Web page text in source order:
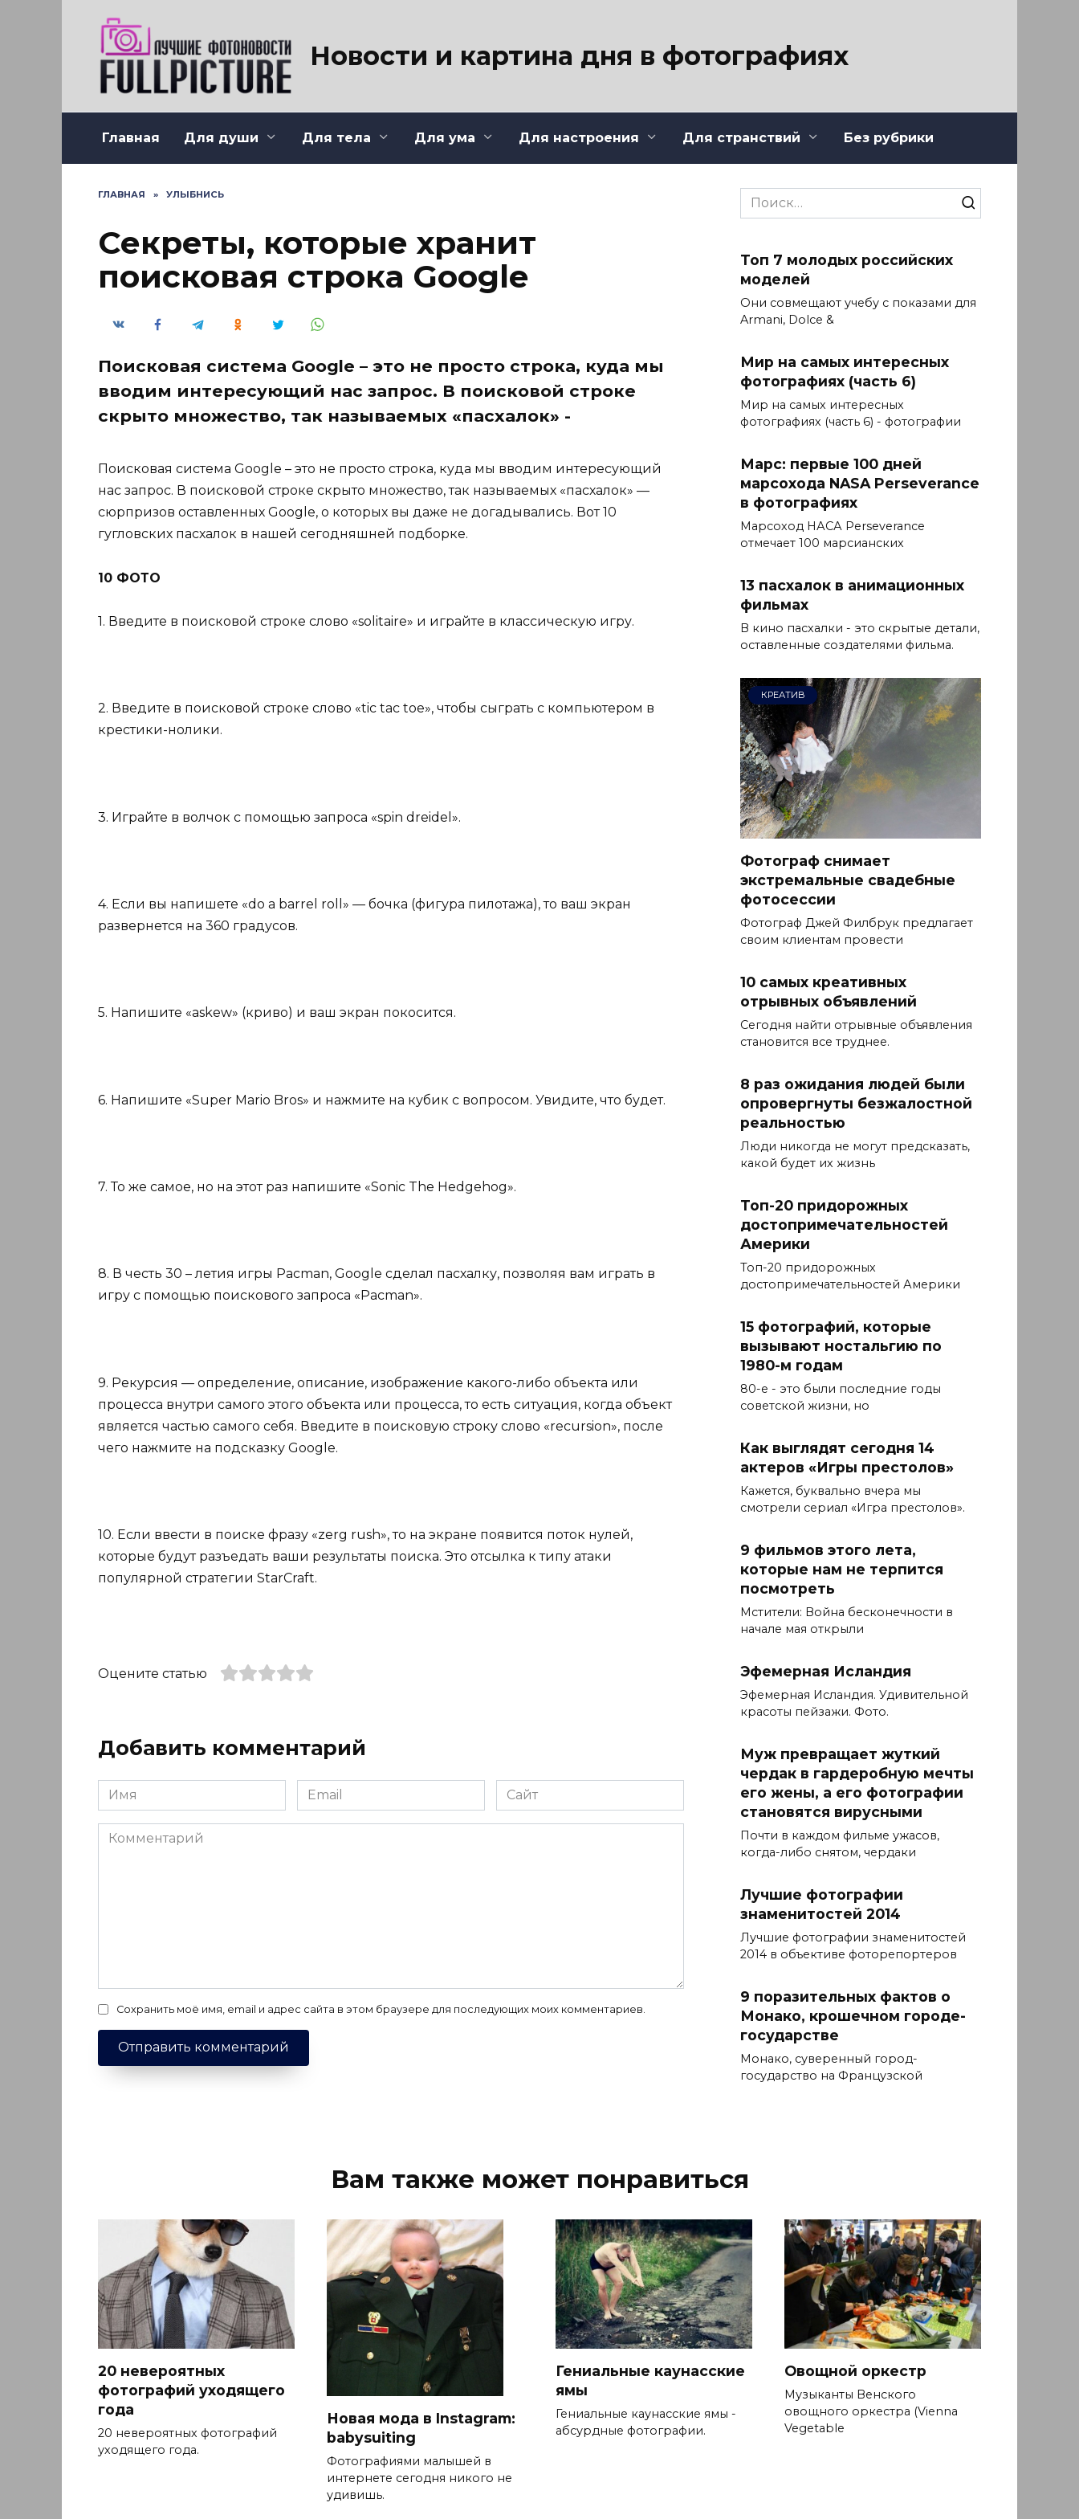
Новости и картина дня в фотографиях
Главная Для души Для тела Для ума Для настроения Для странствий Без рубрики
ГЛАВНАЯ » УЛЫБНИСЬ
Секреты, которые хранит
поисковая строка Google
Поисковая система Google – это не просто строка, куда мы
вводим интересующий нас запрос. В поисковой строке
скрыто множество, так называемых «пасхалок» -
Поисковая система Google – это не просто строка, куда мы вводим интересующий
нас запрос. В поисковой строке скрыто множество, так называемых «пасхалок» —
сюрпризов оставленных Google, о которых вы даже не догадывались. Вот 10
гугловских пасхалок в нашей сегодняшней подборке.
10 ФОТО
1. Введите в поисковой строке слово «solitaire» и играйте в классическую игру.
2. Введите в поисковой строке слово «tic tac toe», чтобы сыграть с компьютером в
крестики-нолики.
3. Играйте в волчок с помощью запроса «spin dreidel».
4. Если вы напишете «do a barrel roll» — бочка (фигура пилотажа), то ваш экран
развернется на 360 градусов.
5. Напишите «askew» (криво) и ваш экран покосится.
6. Напишите «Super Mario Bros» и нажмите на кубик с вопросом. Увидите, что будет.
7. То же самое, но на этот раз напишите «Sonic The Hedgehog».
8. В честь 30 – летия игры Pacman, Google сделал пасхалку, позволяя вам играть в
игру с помощью поискового запроса «Pacman».
9. Рекурсия — определение, описание, изображение какого-либо объекта или
процесса внутри самого этого объекта или процесса, то есть ситуация, когда объект
является частью самого себя. Введите в поисковую строку слово «recursion», после
чего нажмите на подсказку Google.
10. Если ввести в поиске фразу «zerg rush», то на экране появится поток нулей,
которые будут разъедать ваши результаты поиска. Это отсылка к типу атаки
популярной стратегии StarCraft.
Оцените статью
Добавить комментарий
Имя
*
Email
*
Сайт
Комментарий
Сохранить моё имя, email и адрес сайта в этом браузере для последующих моих комментариев.
Search
for:
Топ 7 молодых российских
моделей
Они совмещают учебу с показами для
Armani, Dolce &
Мир на самых интересных
фотографиях (часть 6)
Мир на самых интересных
фотографиях (часть 6) - фотографии
Марс: первые 100 дней
марсохода NASA Perseverance
в фотографиях
Марсоход НАСА Perseverance
отмечает 100 марсианских
13 пасхалок в анимационных
фильмах
В кино пасхалки - это скрытые детали,
оставленные создателями фильма.
КРЕАТИВ
Фотограф снимает
экстремальные свадебные
фотосессии
Фотограф Джей Филбрук предлагает
своим клиентам провести
10 самых креативных
отрывных объявлений
Сегодня найти отрывные объявления
становится все труднее.
8 раз ожидания людей были
опровергнуты безжалостной
реальностью
Люди никогда не могут предсказать,
какой будет их жизнь
Топ-20 придорожных
достопримечательностей
Америки
Топ-20 придорожных
достопримечательностей Америки
15 фотографий, которые
вызывают ностальгию по
1980-м годам
80-е - это были последние годы
советской жизни, но
Как выглядят сегодня 14
актеров «Игры престолов»
Кажется, буквально вчера мы
смотрели сериал «Игра престолов».
9 фильмов этого лета,
которые нам не терпится
посмотреть
Мстители: Война бесконечности в
начале мая открыли
Эфемерная Исландия
Эфемерная Исландия. Удивительной
красоты пейзажи. Фото.
Муж превращает жуткий
чердак в гардеробную мечты
его жены, а его фотографии
становятся вирусными
Почти в каждом фильме ужасов,
когда-либо снятом, чердаки
Лучшие фотографии
знаменитостей 2014
Лучшие фотографии знаменитостей
2014 в объективе фоторепортеров
9 поразительных фактов о
Монако, крошечном городе-
государстве
Монако, суверенный город-
государство на Французской
Вам также может понравиться
20 невероятных
фотографий уходящего
года
20 невероятных фотографий
уходящего года.
Новая мода в Instagram:
babysuiting
Фотографиями малышей в
интернете сегодня никого не
удивишь.
Гениальные каунасские
ямы
Гениальные каунасские ямы -
абсурдные фотографии.
Овощной оркестр
Музыканты Венского
овощного оркестра (Vienna
Vegetable